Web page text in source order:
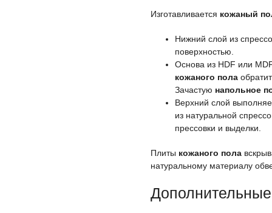
Изготавливается кожаный
Нижний слой из
поверхностью.
Основа из HDF или
кожаного пола
Зачастую напольное
Верхний слой
из натуральной
прессовки и выделки.
Плиты кожаного пола
натуральному материалу